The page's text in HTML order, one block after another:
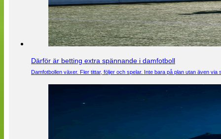
Därför är betting extra spännande i damfotboll
Damfotbollen växer. Fler tittar, följer och spelar. Inte bara på plan utan även